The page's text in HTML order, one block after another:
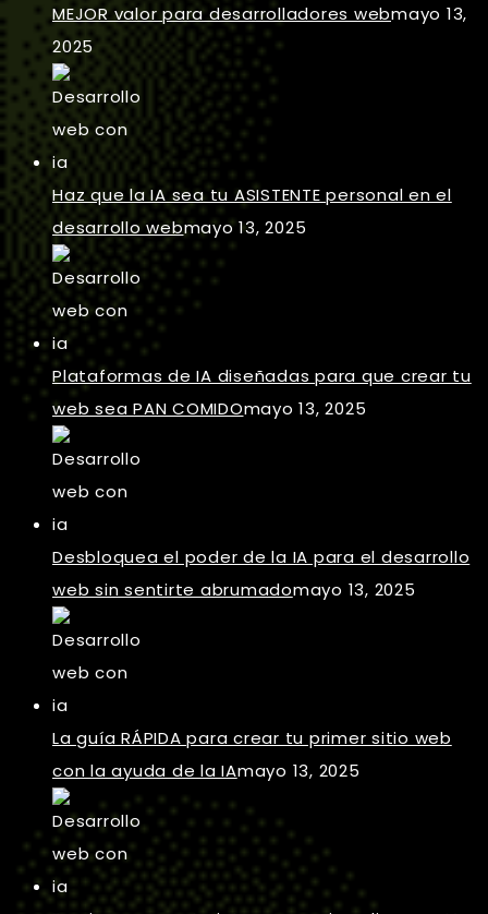
MEJOR valor para desarrolladores webmayo 13,
2025
Haz que la IA sea tu ASISTENTE personal en el
desarrollo webmayo 13, 2025
Plataformas de IA diseñadas para que crear tu
web sea PAN COMIDOmayo 13, 2025
Desbloquea el poder de la IA para el desarrollo
web sin sentirte abrumadomayo 13, 2025
La guía RÁPIDA para crear tu primer sitio web
con la ayuda de la IAmayo 13, 2025